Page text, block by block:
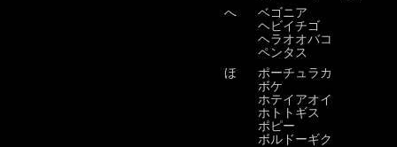
へ
ベゴニア
ヘビイチゴ
ヘラオオバコ
ペンタス
ほ
ポーチュラカ
ボケ
ホテイアオイ
ホトトギス
ポピー
ボルドーギク